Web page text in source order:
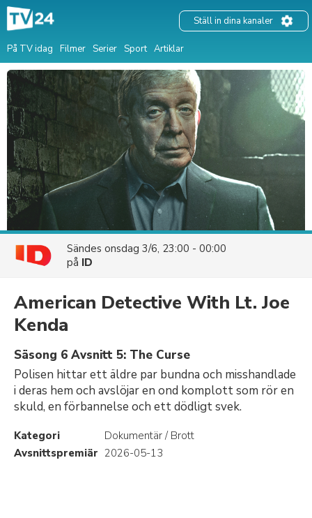
På TV idag Filmer Serier Sport Artiklar
Ställ in dina kanaler
Sändes onsdag 3/6, 23:00 - 00:00
på ID
American Detective With Lt. Joe
Kenda
Säsong 6 Avsnitt 5: The Curse
Polisen hittar ett äldre par bundna och misshandlade
i deras hem och avslöjar en ond komplott som rör en
skuld, en förbannelse och ett dödligt svek.
Kategori
Dokumentär / Brott
Avsnittspremiär 2026-05-13